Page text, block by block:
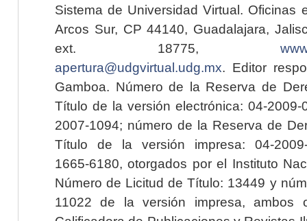
Sistema de Universidad Virtual. Oficinas
Arcos Sur, CP 44140, Guadalajara,
ext. 18775,
apertura@udgvirtual.udg.mx. Editor
Gamboa. Número de la Reserva de
Título de la versión electrónica: 04-2009-
2007-1094; número de la Reserva de
Título de la versión impresa: 04-2009-
1665-6180, otorgados por el Instituto
Número de Licitud de Título: 13449 y
11022 de la versión impresa, ambos